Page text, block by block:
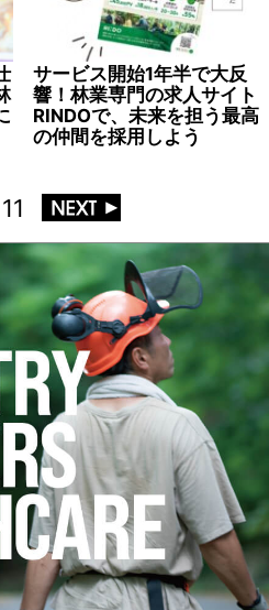
サービス開始1年半で大反
響！林業専門の求人サイト
RINDOで、未来を担う最高
の仲間を採用しよう
11